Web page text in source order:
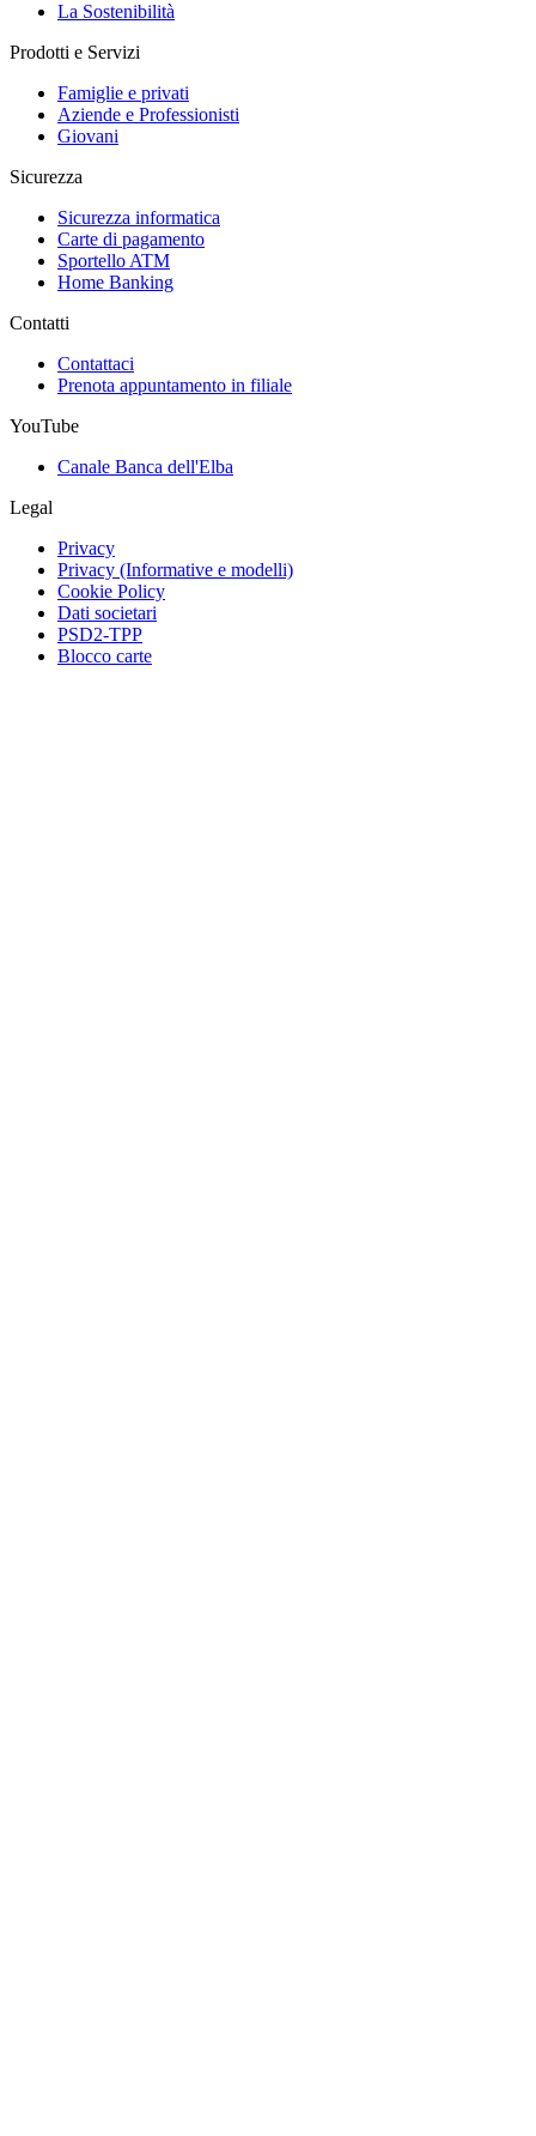
La Sostenibilità
Prodotti e Servizi
Famiglie e privati
Aziende e Professionisti
Giovani
Sicurezza
Sicurezza informatica
Carte di pagamento
Sportello ATM
Home Banking
Contatti
Contattaci
Prenota appuntamento in filiale
YouTube
Canale Banca dell'Elba
Legal
Privacy
Privacy (Informative e modelli)
Cookie Policy
Dati societari
PSD2-TPP
Blocco carte